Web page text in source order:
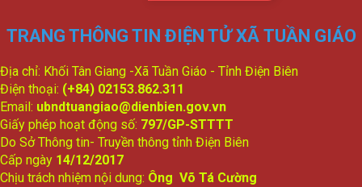
TRANG THÔNG TIN ĐIỆN TỬ XÃ TUẦN GIÁO
Địa chỉ: Khối Tân Giang -Xã Tuần Giáo - Tỉnh Điện Biên
Điện thoại: (+84) 02153.862.311
Email: ubndtuangiao@dienbien.gov.vn
Giấy phép hoạt động số: 797/GP-STTTT
Do Sở Thông tin- Truyền thông tỉnh Điện Biên
Cấp ngày 14/12/2017
Chịu trách nhiệm nội dung: Ông Võ Tá Cường